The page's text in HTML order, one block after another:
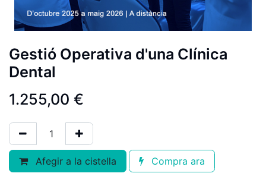
Gestió Operativa d'una Clínica
Dental
1.255,00 €
Afegir a la cistella Compra ara